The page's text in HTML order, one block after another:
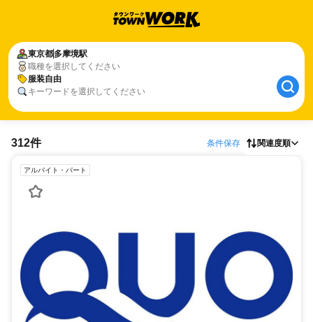
東京都多摩境駅
職種を選択してください
服装自由
キーワードを選択してください
312件 条件保存 関連度順
アルバイト・パート